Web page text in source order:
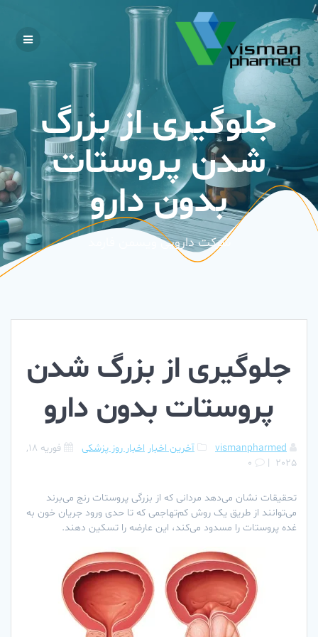
Skip
to
جلوگیری از بزرگ
شدن پروستات
بدون دارو
شرکت دارویی ویسمن فارمد
جلوگیری از بزرگ شدن
پروستات بدون دارو
vismanpharmed آخرین اخبار اخبار روز پزشکی
فوریه 18,
2025
|
0
تحقیقات نشان می‌دهد مردانی که از بزرگی پروستات رنج می‌برند
می‌توانند از طریق یک روش کم‌تهاجمی که تا حدی ورود جریان خون به
غده پروستات را مسدود می‌کند، این عارضه را تسکین دهند.